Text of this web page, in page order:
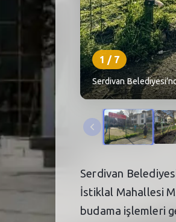
1 / 7
Serdivan
Serdivan
İstiklal Mahallesi
budama işlemleri